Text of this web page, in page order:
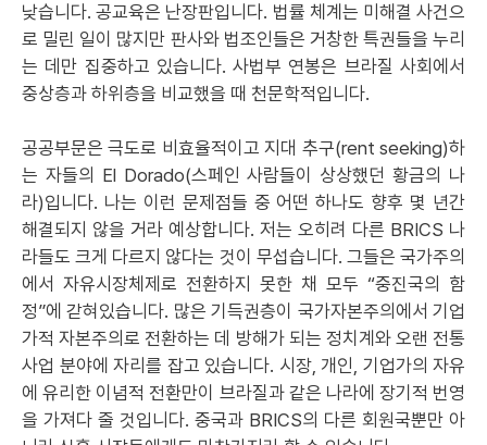
낮습니다. 공교육은 난장판입니다. 법률 체계는 미해결 사건으
로 밀린 일이 많지만 판사와 법조인들은 거창한 특권들을 누리
는 데만 집중하고 있습니다. 사법부 연봉은 브라질 사회에서
중상층과 하위층을 비교했을 때 천문학적입니다.
공공부문은 극도로 비효율적이고 지대 추구(rent seeking)하
는 자들의 El Dorado(스페인 사람들이 상상했던 황금의 나
라)입니다. 나는 이런 문제점들 중 어떤 하나도 향후 몇 년간
해결되지 않을 거라 예상합니다. 저는 오히려 다른 BRICS 나
라들도 크게 다르지 않다는 것이 무섭습니다. 그들은 국가주의
에서 자유시장체제로 전환하지 못한 채 모두 “중진국의 함
정”에 갇혀있습니다. 많은 기득권층이 국가자본주의에서 기업
가적 자본주의로 전환하는 데 방해가 되는 정치계와 오랜 전통
사업 분야에 자리를 잡고 있습니다. 시장, 개인, 기업가의 자유
에 유리한 이념적 전환만이 브라질과 같은 나라에 장기적 번영
을 가져다 줄 것입니다. 중국과 BRICS의 다른 회원국뿐만 아